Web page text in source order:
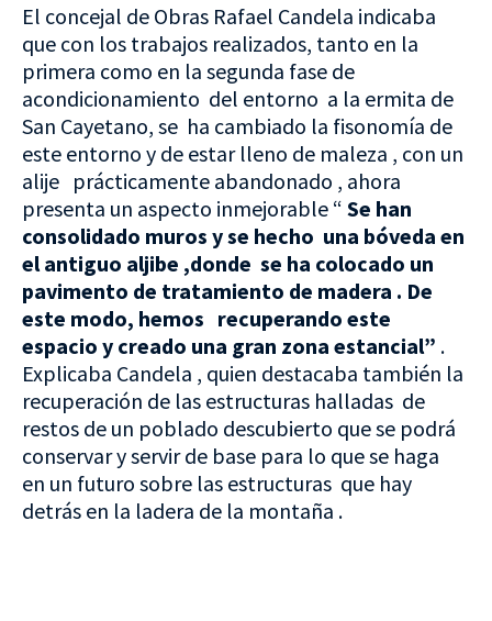
El concejal de Obras Rafael Candela indicaba
que con los trabajos realizados, tanto en la
primera como en la segunda fase de
acondicionamiento del entorno a la ermita de
San Cayetano, se ha cambiado la fisonomía de
este entorno y de estar lleno de maleza , con un
alije prácticamente abandonado , ahora
presenta un aspecto inmejorable “ Se han
consolidado muros y se hecho una bóveda en
el antiguo aljibe ,donde se ha colocado un
pavimento de tratamiento de madera . De
este modo, hemos recuperando este
espacio y creado una gran zona estancial” .
Explicaba Candela , quien destacaba también la
recuperación de las estructuras halladas de
restos de un poblado descubierto que se podrá
conservar y servir de base para lo que se haga
en un futuro sobre las estructuras que hay
detrás en la ladera de la montaña .